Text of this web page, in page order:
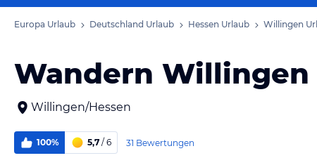
Europa Urlaub Deutschland Urlaub Hessen Urlaub Willingen
Wandern Willingen
Willingen/Hessen
100% 5,7 / 6 31 Bewertungen